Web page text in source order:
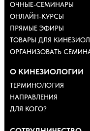
О КИНЕЗИОЛОГИИ
ОЧНЫЕ-СЕМИНАРЫ
ОНЛАЙН-КУРСЫ
ПРЯМЫЕ ЭФИРЫ
ТОВАРЫ ДЛЯ
ОРГАНИЗОВАТЬ
ТЕРМИНОЛОГИЯ
НАПРАВЛЕНИЯ
ДЛЯ КОГО?